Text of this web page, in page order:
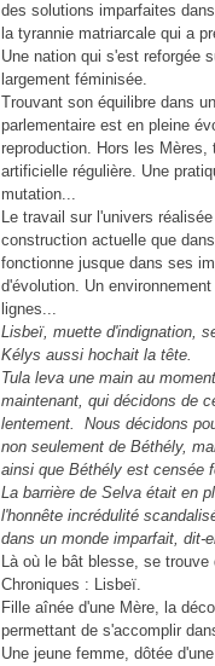
des solutions imparfaites
la tyrannie matriarcale qui a
Une nation qui s'est reforgée
largement féminisée.
Trouvant son équilibre dans
parlementaire est en pleine
reproduction. Hors les
artificielle régulière. Une
mutation...
Le travail sur l'univers
construction actuelle que
fonctionne jusque dans ses
d'évolution. Un
lignes...
Lisbeï, muette d'indignation,
Kélys aussi hochait la tête.
Tula leva une main au
maintenant, qui décidons de
lentement. Nous décidons
non seulement de Béthély,
ainsi que Béthély est censée
La barrière de Selva était en
l'honnête incrédulité
dans un monde imparfait, dit-
Là où le bât blesse, se
Chroniques : Lisbeï.
Fille aînée d'une Mère, la
permettant de s'accomplir
Une jeune femme, dôtée